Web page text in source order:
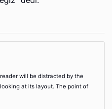
will be distracted by the
at its layout. The point of